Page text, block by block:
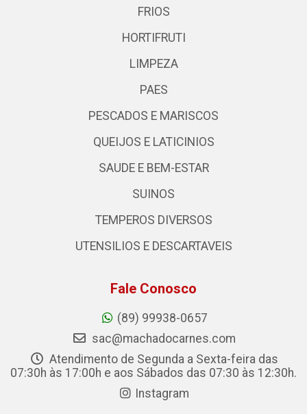
FRIOS
HORTIFRUTI
LIMPEZA
PAES
PESCADOS E MARISCOS
QUEIJOS E LATICINIOS
SAUDE E BEM-ESTAR
SUINOS
TEMPEROS DIVERSOS
UTENSILIOS E DESCARTAVEIS
Fale Conosco
(89) 99938-0657
sac@machadocarnes.com
Atendimento de Segunda a Sexta-feira das
07:30h às 17:00h e aos Sábados das 07:30 às 12:30h.
Instagram